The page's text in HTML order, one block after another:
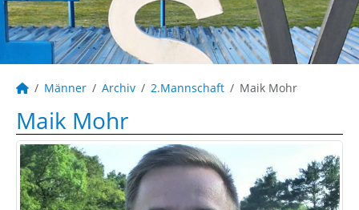
Männer Archiv 2.Mannschaft Maik Mohr
Maik Mohr